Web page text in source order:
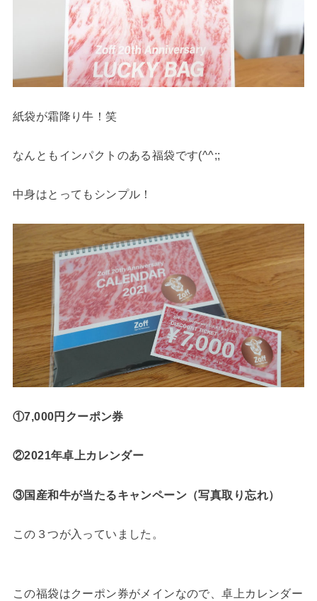
紙袋が霜降り牛！笑
なんともインパクトのある福袋です(^^;;
中身はとってもシンプル！
①7,000円クーポン券
②2021年卓上カレンダー
③国産和牛が当たるキャンペーン（写真取り忘れ）
この３つが入っていました。
この福袋はクーポン券がメインなので、卓上カレンダー